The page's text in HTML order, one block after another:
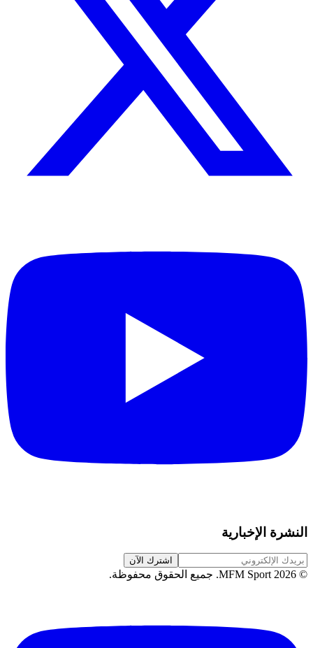
النشرة الإخبارية
اشترك الآن
©
2026 جميع الحقوق محفوظة.